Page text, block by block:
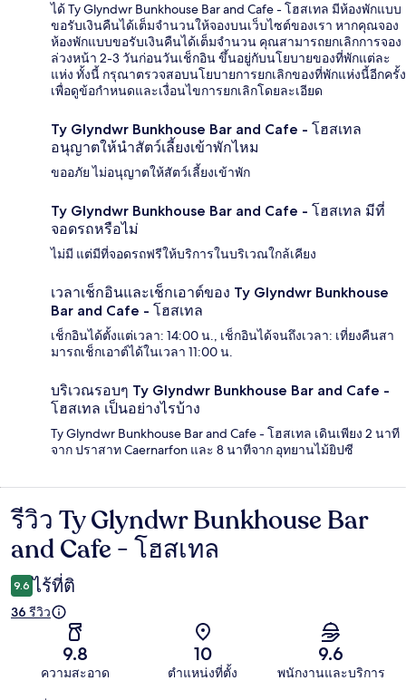
ได้ Ty Glyndwr Bunkhouse Bar and Cafe - โฮสเทล มีห้องพักแบบ
ขอรับเงินคืนได้เต็มจำนวนให้จองบนเว็บไซต์ของเรา หากคุณจอง
ห้องพักแบบขอรับเงินคืนได้เต็มจำนวน คุณสามารถยกเลิกการจอง
ล่วงหน้า 2-3 วันก่อนวันเช็กอิน ขึ้นอยู่กับนโยบายของที่พักแต่ละ
แห่ง ทั้งนี้ กรุณาตรวจสอบนโยบายการยกเลิกของที่พักแห่งนี้อีกครั้ง
เพื่อดูข้อกำหนดและเงื่อนไขการยกเลิกโดยละเอียด
Ty Glyndwr Bunkhouse Bar and Cafe - โฮสเทล
อนุญาตให้นำสัตว์เลี้ยงเข้าพักไหม
ขออภัย ไม่อนุญาตให้สัตว์เลี้ยงเข้าพัก
Ty Glyndwr Bunkhouse Bar and Cafe - โฮสเทล มีที่
จอดรถหรือไม่
ไม่มี แต่มีที่จอดรถฟรีให้บริการในบริเวณใกล้เคียง
เวลาเช็กอินและเช็กเอาต์ของ Ty Glyndwr Bunkhouse
Bar and Cafe - โฮสเทล
เช็กอินได้ตั้งแต่เวลา: 14:00 น., เช็กอินได้จนถึงเวลา: เที่ยงคืนสา
มารถเช็กเอาต์ได้ในเวลา 11:00 น.
บริเวณรอบๆ Ty Glyndwr Bunkhouse Bar and Cafe -
โฮสเทล เป็นอย่างไรบ้าง
Ty Glyndwr Bunkhouse Bar and Cafe - โฮสเทล เดินเพียง 2 นาที
จาก ปราสาท Caernarfon และ 8 นาทีจาก อุทยานไม้ยิปซี
รีวิว
รีวิว Ty Glyndwr Bunkhouse Bar
and Cafe - โฮสเทล
9.6 ไร้ที่ติ
36 รีวิว
9.8
ความสะอาด
10
ตำแหน่งที่ตั้ง
9.6
พนักงานและบริการ